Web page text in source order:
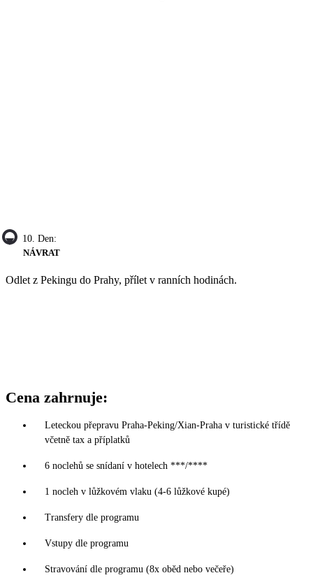
10. Den:
NÁVRAT
Odlet z Pekingu do Prahy, přílet v ranních hodinách.
Cena zahrnuje:
Leteckou přepravu Praha-Peking/Xian-Praha v turistické třídě
včetně tax a příplatků
6 noclehů se snídaní v hotelech ***/****
1 nocleh v lůžkovém vlaku (4-6 lůžkové kupé)
Transfery dle programu
Vstupy dle programu
Stravování dle programu (8x oběd nebo večeře)